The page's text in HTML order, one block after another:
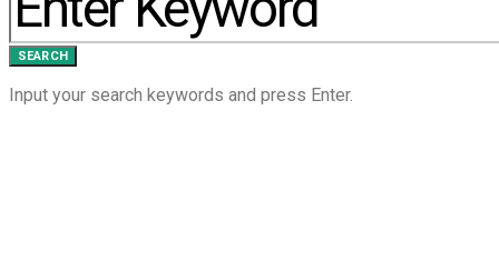
SEARCH
Input your search keywords and press Enter.